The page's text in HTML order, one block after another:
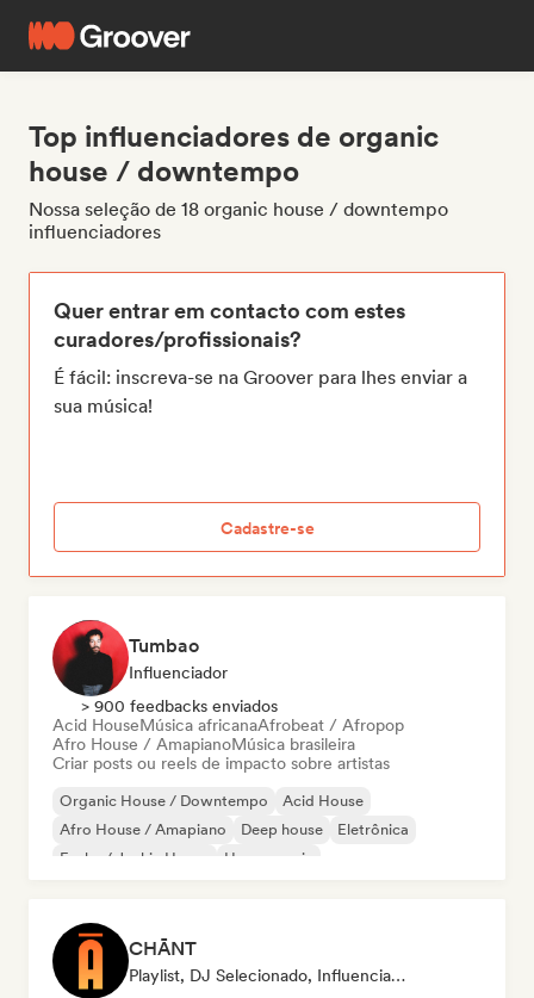
Top influenciadores de organic
house / downtempo
Nossa seleção de 18 organic house / downtempo
influenciadores
Quer entrar em contacto com estes
curadores/profissionais?
É fácil: inscreva-se na Groover para lhes enviar a
sua música!
Cadastre-se
Tumbao
Influenciador
> 900 feedbacks enviados
Acid HouseMúsica africanaAfrobeat / Afropop
Afro House / AmapianoMúsica brasileira
Criar posts ou reels de impacto sobre artistas
Organic House / Downtempo
Acid House
Afro House / Amapiano
Deep house
Eletrônica
Funky / Jackin House
House music
CHĀNT
Playlist, DJ Selecionado, Influenciador